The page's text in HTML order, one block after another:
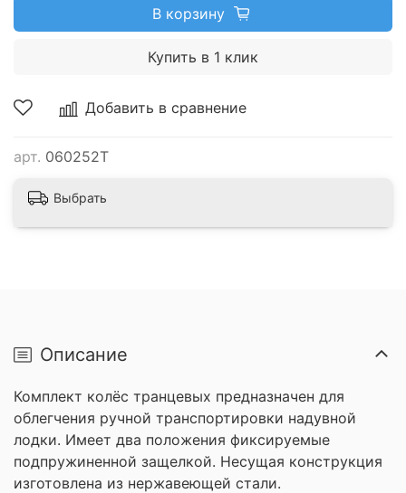
Добавить в сравнение
арт. 060252T
В корзину
Купить в 1 клик
Выбрать
Описание
Комплект колёс транцевых предназначен для
облегчения ручной транспортировки надувной
лодки. Имеет два положения фиксируемые
подпружиненной защелкой. Несущая конструкция
изготовлена из нержавеющей стали.